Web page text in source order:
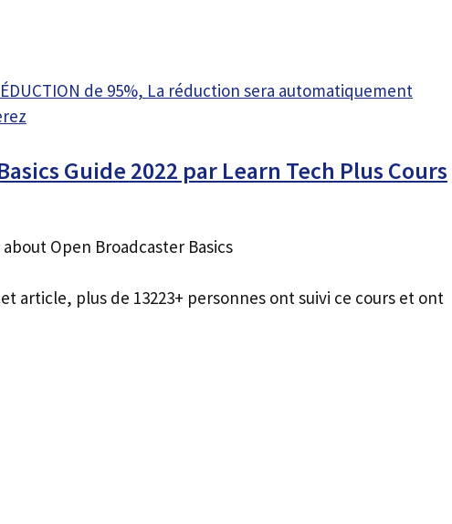
de 95%, La réduction sera automatiquement
Guide 2022 par Learn Tech Plus Cours
Open Broadcaster Basics
article, plus de 13223+ personnes ont suivi ce cours et ont